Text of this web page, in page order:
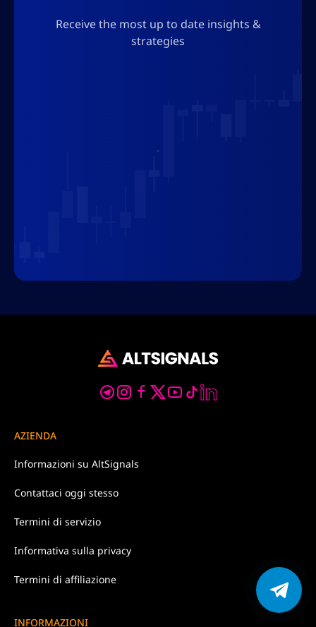
Receive the most up to date insights &
strategies
AZIENDA
Informazioni su AltSignals
Contattaci oggi stesso
Termini di servizio
Informativa sulla privacy
Termini di affiliazione
INFORMAZIONI